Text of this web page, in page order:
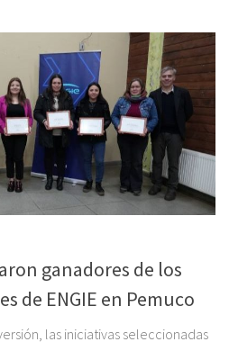
ganadores de los
de ENGIE en Pemuco
las iniciativas seleccionadas